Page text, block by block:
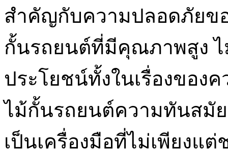
สำคัญกับความปลอดภัยข
กั้นรถยนต์ที่มีคุณภาพสูง
ประโยชน์ทั้งในเรื่องของ
ไม้กั้นรถยนต์ความทันสมั
เป็นเครื่องมือที่ไม่เพียงแ